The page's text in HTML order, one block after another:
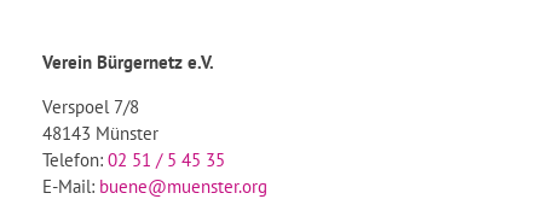
Verein Bürgernetz e.V.
Verspoel 7/8
48143 Münster
Telefon: 02 51 / 5 45 35
E-Mail: buene@muenster.org